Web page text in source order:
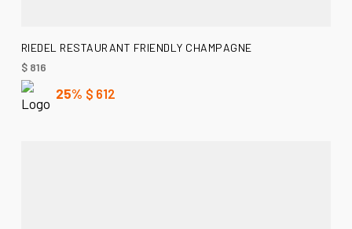
AÑADIR AL CARRITO
RIEDEL RESTAURANT FRIENDLY CHAMPAGNE
$816
25% $ 612